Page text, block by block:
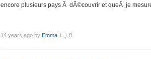
encore plusieurs pays Ã dÃ©couvrir et queÂ je
14 years ago by Emma 0